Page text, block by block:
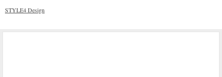
STYLE4 Design